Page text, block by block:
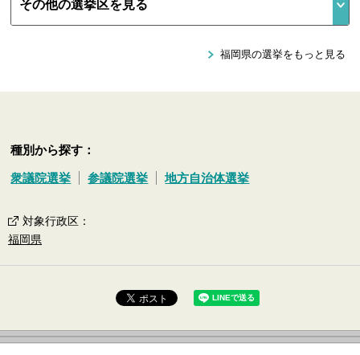
福岡県の選挙をもっと見る
種別から探す：
衆議院選挙 参議院選挙 地方自治体選挙
対象行政区 ：
福岡県